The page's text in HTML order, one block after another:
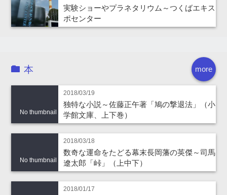
実験ショーやプラネタリウム～つくばエキス
ポセンター
more
本
No thumbnail
2018/03/19
独特な小説～佐藤正午著「鳩の撃退法」（小
学館文庫、上下巻）
No thumbnail
2018/03/18
数奇な運命をたどる幕末長岡藩の英傑～司馬
遼太郎「峠」（上中下）
2018/01/17